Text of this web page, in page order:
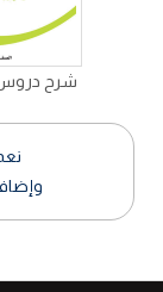
شرح دروس